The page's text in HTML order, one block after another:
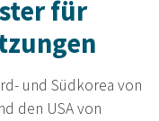
für
und Südkorea von
den USA von